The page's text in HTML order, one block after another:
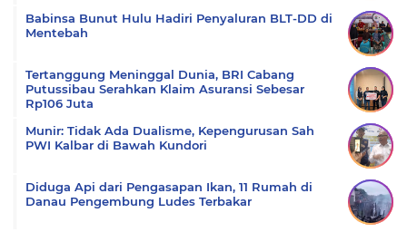
Babinsa Bunut Hulu Hadiri Penyaluran BLT-DD di
Mentebah
Tertanggung Meninggal Dunia, BRI Cabang
Putussibau Serahkan Klaim Asuransi Sebesar
Rp106 Juta
Munir: Tidak Ada Dualisme, Kepengurusan Sah
PWI Kalbar di Bawah Kundori
Diduga Api dari Pengasapan Ikan, 11 Rumah di
Danau Pengembung Ludes Terbakar